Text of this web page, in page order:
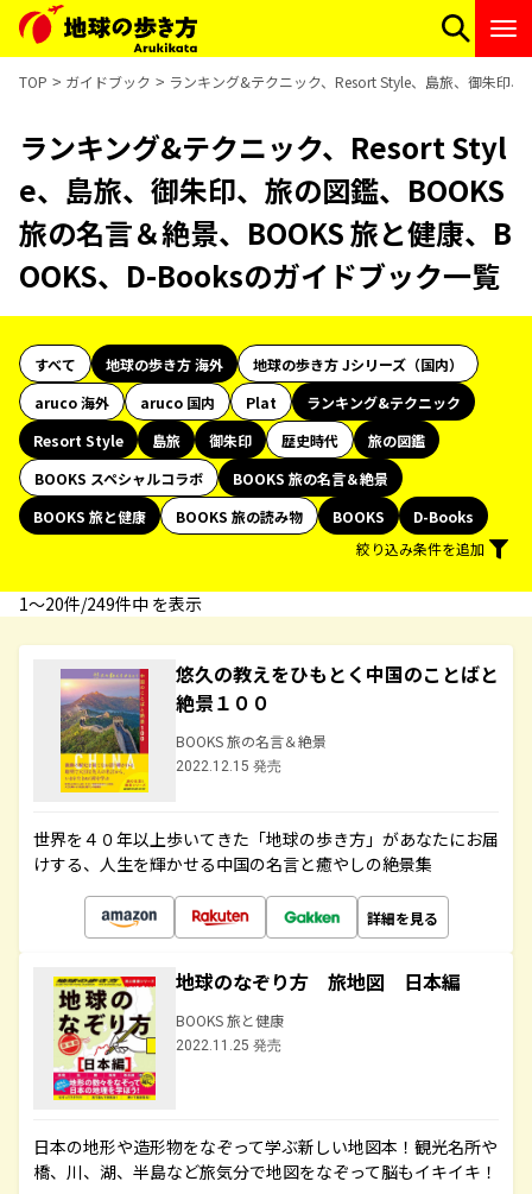
TOP ガイドブック ランキング&テクニック、Resort Style、島旅、御朱印
ランキング&テクニック、Resort Styl
e、島旅、御朱印、旅の図鑑、BOOKS
旅の名言＆絶景、BOOKS 旅と健康、B
OOKS、D-Booksのガイドブック一覧
すべて 地球の歩き方 海外
地球の歩き方 Jシリーズ（国内）
aruco 海外
aruco 国内 Plat
ランキング&テクニック
Resort Style
島旅 御朱印 歴史時代
旅の図鑑
BOOKS スペシャルコラボ
BOOKS 旅の名言＆絶景
BOOKS 旅と健康
BOOKS 旅の読み物 BOOKS
D-Books
絞り込み条件を追加
1〜20件/249件中 を表示
悠久の教えをひもとく中国のことばと
絶景１００
BOOKS 旅の名言＆絶景
2022.12.15 発売
世界を４０年以上歩いてきた「地球の歩き方」があなたにお届
けする、人生を輝かせる中国の名言と癒やしの絶景集
詳細を見る
地球のなぞり方 旅地図 日本編
BOOKS 旅と健康
2022.11.25 発売
日本の地形や造形物をなぞって学ぶ新しい地図本！観光名所や
橋、川、湖、半島など旅気分で地図をなぞって脳もイキイキ！